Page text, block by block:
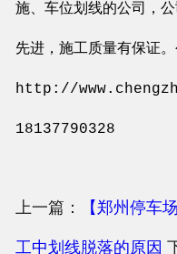
施、车位划线的公司，
先进，施工质量有保证
http://
18137790328
上一篇： 【郑州停车
工中划线脱落的原因